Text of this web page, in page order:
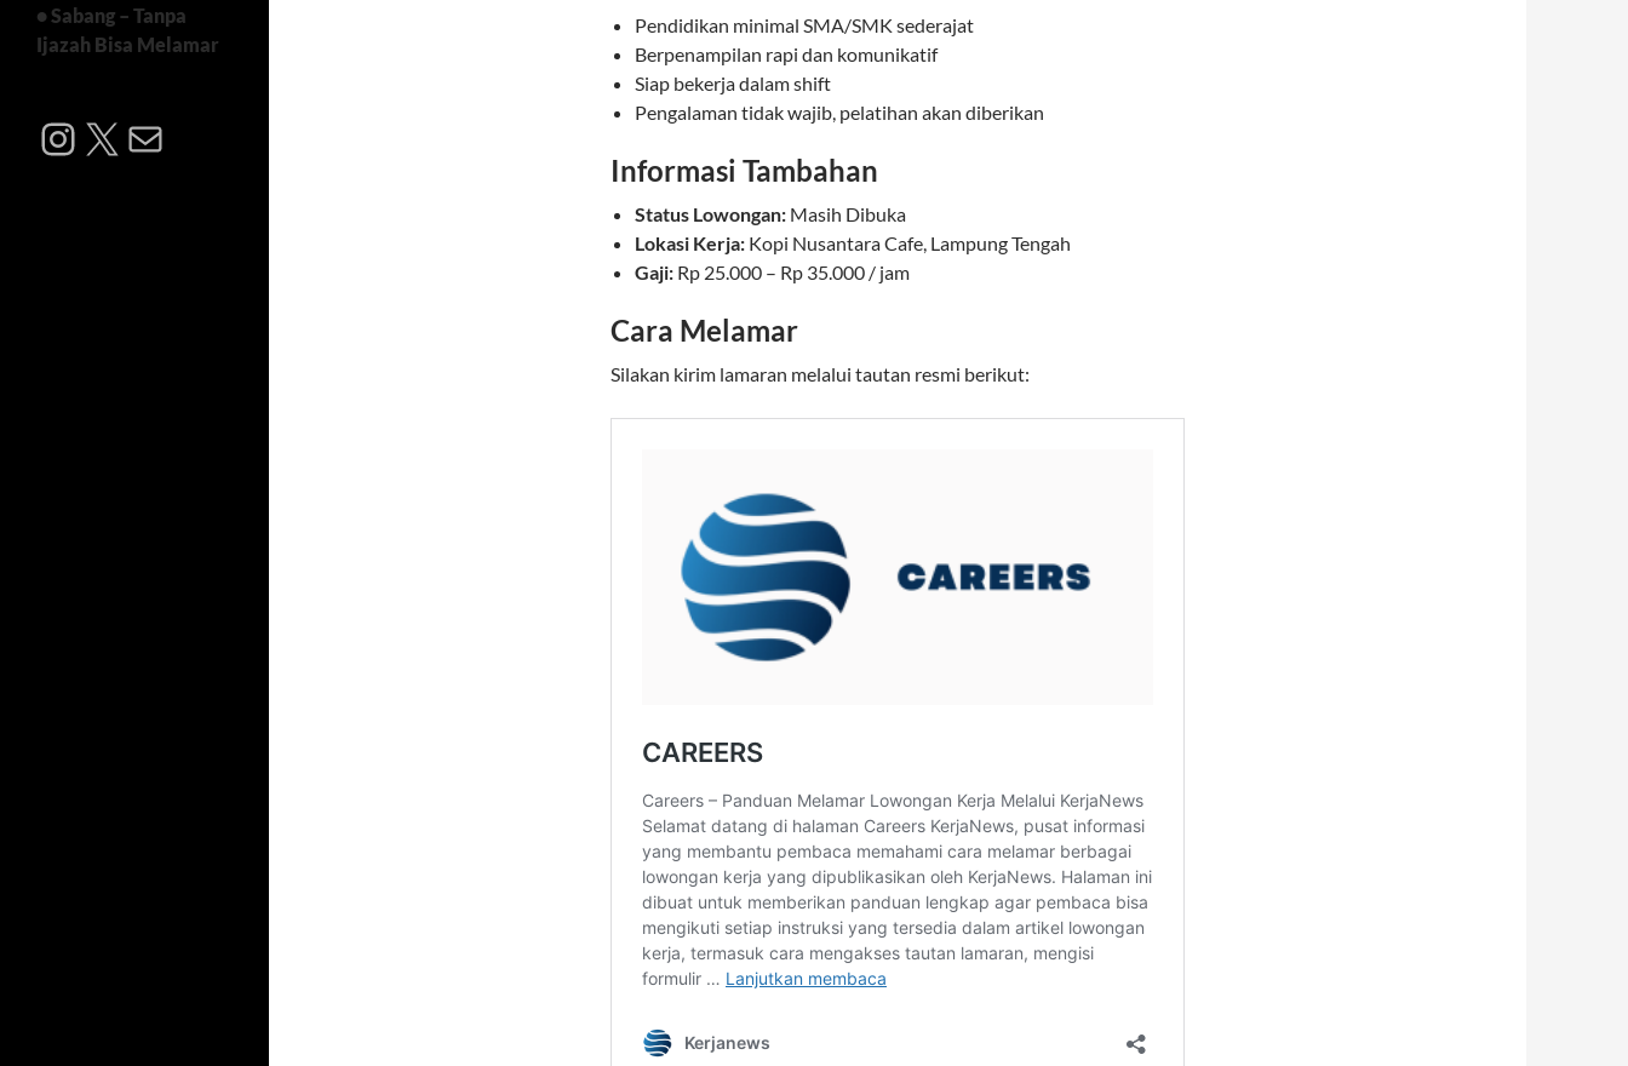
Pendidikan minimal SMA/SMK sederajat
Berpenampilan rapi dan komunikatif
Siap bekerja dalam shift
Pengalaman tidak wajib, pelatihan akan diberikan
Informasi Tambahan
Status Lowongan: Masih Dibuka
Lokasi Kerja: Kopi Nusantara Cafe, Lampung Tengah
Gaji: Rp 25.000 – Rp 35.000 / jam
Cara Melamar
Silakan kirim lamaran melalui tautan resmi berikut:
• Sabang – Tanpa
Ijazah Bisa Melamar
Instagram
X Mail